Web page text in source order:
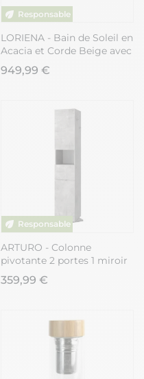
LORIENA - Bain de Soleil en
Acacia et Corde Beige avec
Coussins
949,99 €
ARTURO - Colonne
pivotante 2 portes 1 miroir
aspect béton
359,99 €